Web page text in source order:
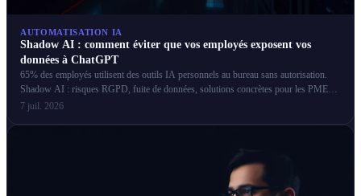
AUTOMATISATION IA
Shadow AI : comment éviter que vos employés exposent vos
données à ChatGPT
65% des employés utilisent des outils IA personnels au bureau sans autorisation.
Shadow AI : risques RGPD, fuite de données, solutions concrètes pour les PME
françaises.
7 juil. 2026